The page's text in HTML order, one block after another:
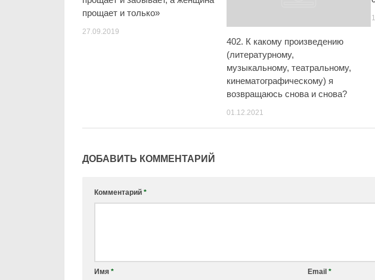
прощает и только»
27.09.2019
402. К какому произведению
(литературному,
музыкальному, театральному,
кинематографическому) я
возвращаюсь снова и снова?
01.12.2021
ДОБАВИТЬ КОММЕНТАРИЙ
Комментарий *
Имя * Email *